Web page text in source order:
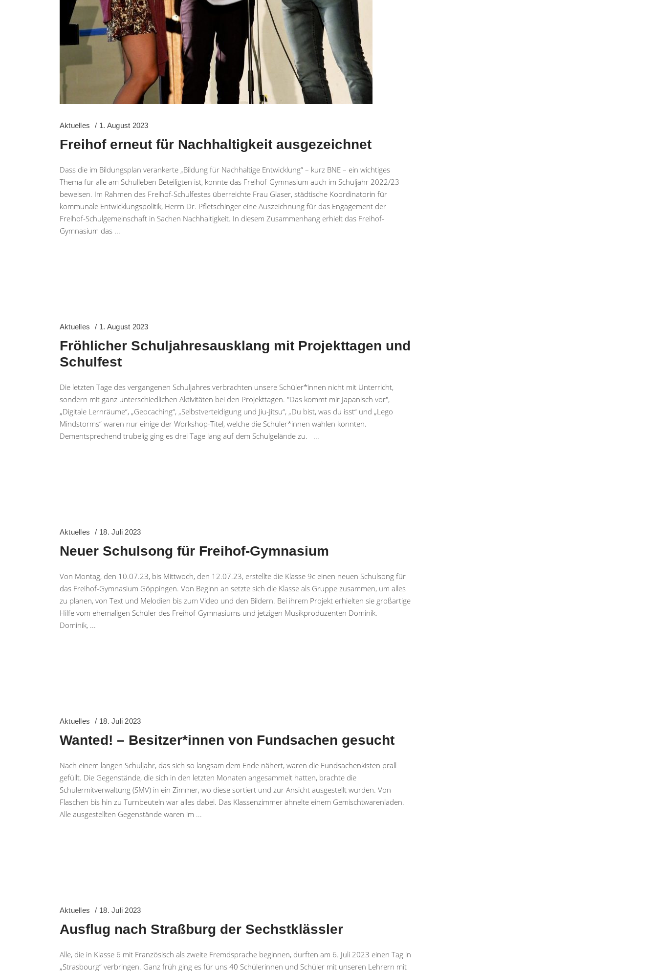
Aktuelles 1. August 2023
Freihof erneut für Nachhaltigkeit ausgezeichnet
Dass die im Bildungsplan verankerte „Bildung für Nachhaltige Entwicklung“ – kurz BNE – ein wichtiges
Thema für alle am Schulleben Beteiligten ist, konnte das Freihof-Gymnasium auch im Schuljahr 2022/23
beweisen. Im Rahmen des Freihof-Schulfestes überreichte Frau Glaser, städtische Koordinatorin für
kommunale Entwicklungspolitik, Herrn Dr. Pfletschinger eine Auszeichnung für das Engagement der
Freihof-Schulgemeinschaft in Sachen Nachhaltigkeit. In diesem Zusammenhang erhielt das Freihof-
Gymnasium das
Aktuelles 1. August 2023
Fröhlicher Schuljahresausklang mit Projekttagen und
Schulfest
Die letzten Tage des vergangenen Schuljahres verbrachten unsere Schüler*innen nicht mit Unterricht,
sondern mit ganz unterschiedlichen Aktivitäten bei den Projekttagen. "Das kommt mir Japanisch vor",
„Digitale Lernräume“, „Geocaching“, „Selbstverteidigung und Jiu-Jitsu“, „Du bist, was du isst“ und „Lego
Mindstorms“ waren nur einige der Workshop-Titel, welche die Schüler*innen wählen konnten.
Dementsprechend trubelig ging es drei Tage lang auf dem Schulgelände zu.
Aktuelles 18. Juli 2023
Neuer Schulsong für Freihof-Gymnasium
Von Montag, den 10.07.23, bis Mittwoch, den 12.07.23, erstellte die Klasse 9c einen neuen Schulsong für
das Freihof-Gymnasium Göppingen. Von Beginn an setzte sich die Klasse als Gruppe zusammen, um alles
zu planen, von Text und Melodien bis zum Video und den Bildern. Bei ihrem Projekt erhielten sie großartige
Hilfe vom ehemaligen Schüler des Freihof-Gymnasiums und jetzigen Musikproduzenten Dominik.
Dominik,
Aktuelles 18. Juli 2023
Wanted! – Besitzer*innen von Fundsachen gesucht
Nach einem langen Schuljahr, das sich so langsam dem Ende nähert, waren die Fundsachenkisten prall
gefüllt. Die Gegenstände, die sich in den letzten Monaten angesammelt hatten, brachte die
Schülermitverwaltung (SMV) in ein Zimmer, wo diese sortiert und zur Ansicht ausgestellt wurden. Von
Flaschen bis hin zu Turnbeuteln war alles dabei. Das Klassenzimmer ähnelte einem Gemischtwarenladen.
Alle ausgestellten Gegenstände waren im
Aktuelles 18. Juli 2023
Ausflug nach Straßburg der Sechstklässler
Alle, die in Klasse 6 mit Französisch als zweite Fremdsprache beginnen, durften am 6. Juli 2023 einen Tag in
„Strasbourg“ verbringen. Ganz früh ging es für uns 40 Schülerinnen und Schüler mit unseren Lehrern mit